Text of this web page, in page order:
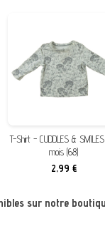
T-Shirt - CUDDLES &
mois (68)
2,99 €
sur notre